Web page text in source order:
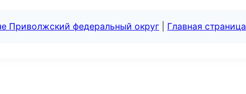
Приволжский федеральный округ Главная страница